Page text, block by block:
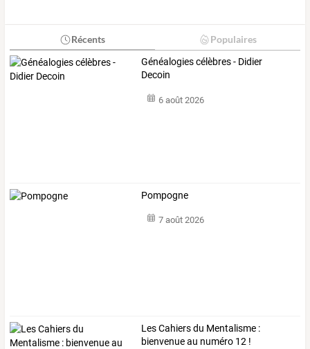
Récents Populaires
Généalogies célèbres - Didier
Decoin
6 août 2026
Pompogne
7 août 2026
Les Cahiers du Mentalisme :
bienvenue au numéro 12 !